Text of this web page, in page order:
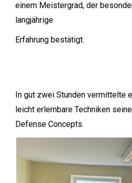
einem Meistergrad, der
langjährige
Erfahrung bestätigt.
In gut zwei Stunden vermittelte
leicht erlernbare Techniken
Defense Concepts.